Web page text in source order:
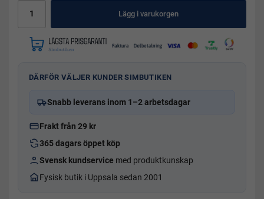
Lägg i varukorgen
DÄRFÖR VÄLJER KUNDER SIMBUTIKEN
Snabb leverans inom 1–2 arbetsdagar
Frakt från 29 kr
365 dagars öppet köp
Svensk kundservice med produktkunskap
Fysisk butik i Uppsala sedan 2001